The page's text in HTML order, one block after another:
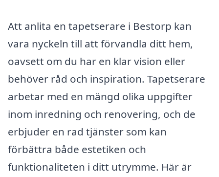
Att anlita en tapetserare i Bestorp kan
vara nyckeln till att förvandla ditt hem,
oavsett om du har en klar vision eller
behöver råd och inspiration. Tapetserare
arbetar med en mängd olika uppgifter
inom inredning och renovering, och de
erbjuder en rad tjänster som kan
förbättra både estetiken och
funktionaliteten i ditt utrymme. Här är